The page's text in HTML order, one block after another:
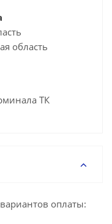
область
ТК
оплаты: